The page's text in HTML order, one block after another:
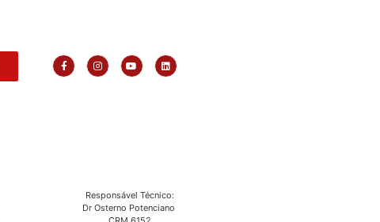
Responsável Técnico:
Dr Osterno Potenciano